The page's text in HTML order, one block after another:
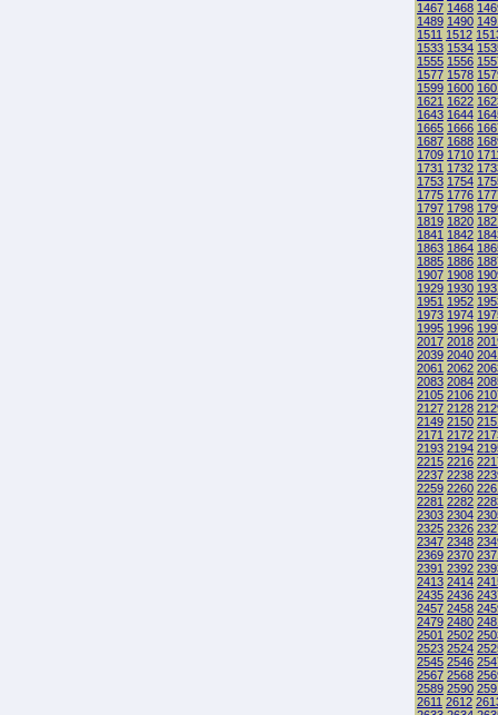
1467 1468
1489 1490
1511 1512
1533 1534
1555 1556
1577 1578
1599 1600
1621 1622
1643 1644
1665 1666
1687 1688
1709 1710
1731 1732
1753 1754
1775 1776
1797 1798
1819 1820
1841 1842
1863 1864
1885 1886
1907 1908
1929 1930
1951 1952
1973 1974
1995 1996
2017 2018
2039 2040
2061 2062
2083 2084
2105 2106
2127 2128
2149 2150
2171 2172
2193 2194
2215 2216
2237 2238
2259 2260
2281 2282
2303 2304
2325 2326
2347 2348
2369 2370
2391 2392
2413 2414
2435 2436
2457 2458
2479 2480
2501 2502
2523 2524
2545 2546
2567 2568
2589 2590
2611 2612